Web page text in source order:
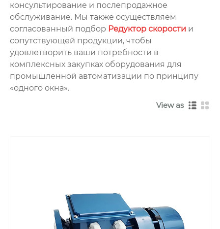
консультирование и послепродажное
обслуживание. Мы также осуществляем
согласованный подбор Редуктор скорости и
сопутствующей продукции, чтобы
удовлетворить ваши потребности в
комплексных закупках оборудования для
промышленной автоматизации по принципу
«одного окна».
View as